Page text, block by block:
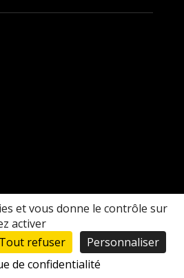
et vous donne le contrôle sur
activer
Tout refuser
Personnaliser
de confidentialité